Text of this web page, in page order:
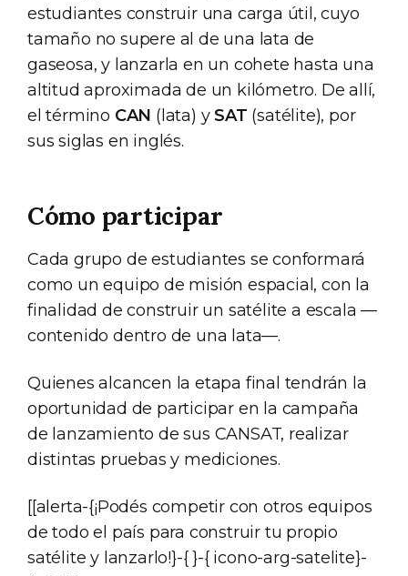
estudiantes construir una carga útil, cuyo
tamaño no supere al de una lata de
gaseosa, y lanzarla en un cohete hasta una
altitud aproximada de un kilómetro. De allí,
el término CAN (lata) ySAT (satélite), por
sus siglas en inglés.
Cómo participar
Cada grupo de estudiantes se conformará
como un equipo de misión espacial, con la
finalidad de construir un satélite a escala —
contenido dentro de una lata—.
Quienes alcancen la etapa final tendrán la
oportunidad de participar en la campaña
de lanzamiento de sus CANSAT, realizar
distintas pruebas y mediciones.
[[alerta-{¡Podés competir con otros equipos
de todo el país para construir tu propio
satélite y lanzarlo!}-{ }-{ icono-arg-satelite}-